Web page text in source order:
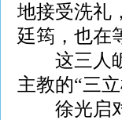
地接受洗礼
廷筠，也在
这三人皈
主教的“三立
徐光启对